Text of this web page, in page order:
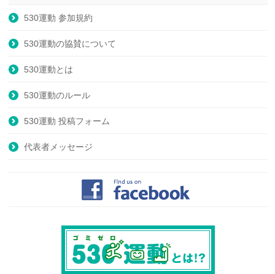
530運動 参加規約
530運動の協賛について
530運動とは
530運動のルール
530運動 投稿フォーム
代表者メッセージ